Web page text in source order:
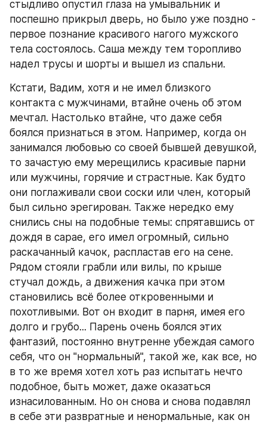
стыдливо опустил глаза на умывальник и
поспешно прикрыл дверь, но было уже поздно -
первое познание красивого нагого мужского
тела состоялось. Саша между тем торопливо
надел трусы и шорты и вышел из спальни.
Кстати, Вадим, хотя и не имел близкого
контакта с мужчинами, втайне очень об этом
мечтал. Настолько втайне, что даже себя
боялся признаться в этом. Например, когда он
занимался любовью со своей бывшей девушкой,
то зачастую ему мерещились красивые парни
или мужчины, горячие и страстные. Как будто
они поглаживали свои соски или член, который
был сильно эрегирован. Также нередко ему
снились сны на подобные темы: спрятавшись от
дождя в сарае, его имел огромный, сильно
раскачанный качок, распластав его на сене.
Рядом стояли грабли или вилы, по крыше
стучал дождь, а движения качка при этом
становились всё более откровенными и
похотливыми. Вот он входит в парня, имея его
долго и грубо... Парень очень боялся этих
фантазий, постоянно внутренне убеждая самого
себя, что он "нормальный", такой же, как все, но
в то же время хотел хоть раз испытать нечто
подобное, быть может, даже оказаться
изнасилованным. Но он снова и снова подавлял
в себе эти развратные и ненормальные, как он